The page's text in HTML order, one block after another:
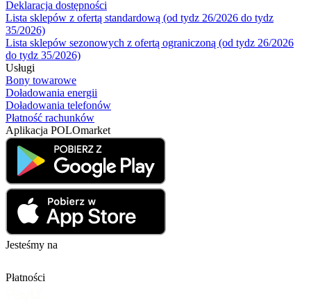
Deklaracja dostępności
Lista sklepów z ofertą standardową (od tydz 26/2026 do tydz
35/2026)
Lista sklepów sezonowych z ofertą ograniczoną (od tydz 26/2026
do tydz 35/2026)
Usługi
Bony towarowe
Doładowania energii
Doładowania telefonów
Płatność rachunków
Aplikacja POLOmarket
Jesteśmy na
Płatności